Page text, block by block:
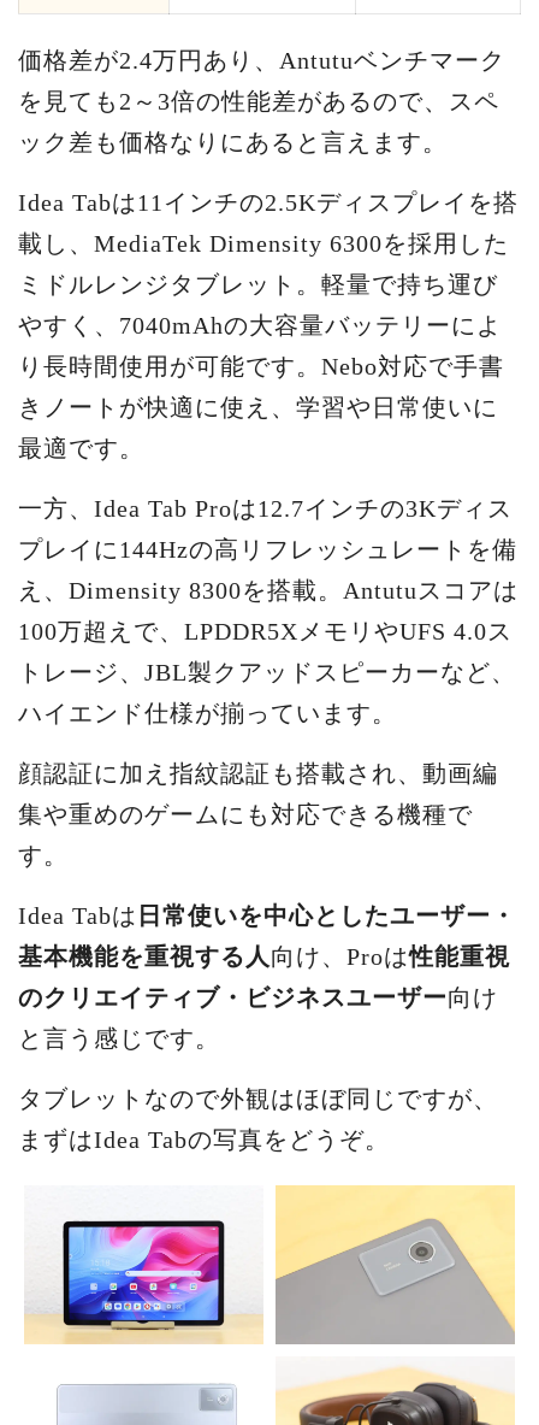
価格差が2.4万円あり、Antutuベンチマーク
を見ても2～3倍の性能差があるので、スペ
ック差も価格なりにあると言えます。
Idea Tabは11インチの2.5Kディスプレイを搭
載し、MediaTek Dimensity 6300を採用した
ミドルレンジタブレット。軽量で持ち運び
やすく、7040mAhの大容量バッテリーによ
り長時間使用が可能です。Nebo対応で手書
きノートが快適に使え、学習や日常使いに
最適です。
一方、Idea Tab Proは12.7インチの3Kディス
プレイに144Hzの高リフレッシュレートを備
え、Dimensity 8300を搭載。Antutuスコアは
100万超えで、LPDDR5XメモリやUFS 4.0ス
トレージ、JBL製クアッドスピーカーなど、
ハイエンド仕様が揃っています。
顔認証に加え指紋認証も搭載され、動画編
集や重めのゲームにも対応できる機種で
す。
Idea Tabは 日常使いを中心としたユーザー・
基本機能を重視する人 向け、Proは性能重視
のクリエイティブ・ビジネスユーザー向け
と言う感じです。
タブレットなので外観はほぼ同じですが、
まずはIdea Tabの写真をどうぞ。